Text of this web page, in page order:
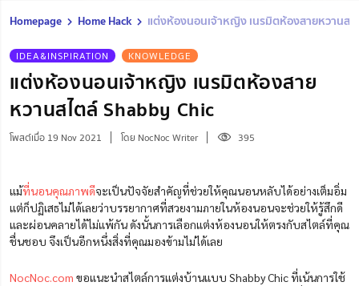
Homepage Home Hack แต่งห้องนอนเจ้าหญิง เนรมิตห้องสายหวานสไ
IDEA&INSPIRATION KNOWLEDGE
แต่งห้องนอนเจ้าหญิง เนรมิตห้องสาย
หวานสไตล์ Shabby Chic
โพสต์เมื่อ 19 Nov 2021 โดย NocNoc Writer 395
แม้ที่นอนคุณภาพดีจะเป็นปัจจัยสำคัญที่ช่วยให้คุณนอนหลับได้อย่างเต็มอิ่ม
แต่ก็ปฏิเสธไม่ได้เลยว่าบรรยากาศที่สวยงามภายในห้องนอนจะช่วยให้รู้สึกดี
และผ่อนคลายได้ไม่แพ้กัน ดังนั้นการเลือกแต่งห้องนอนให้ตรงกับสไตล์ที่คุณ
ชื่นชอบ จึงเป็นอีกหนึ่งสิ่งที่คุณมองข้ามไม่ได้เลย
NocNoc.com ขอแนะนำสไตล์การแต่งบ้านแบบ Shabby Chic ที่เน้นการใช้